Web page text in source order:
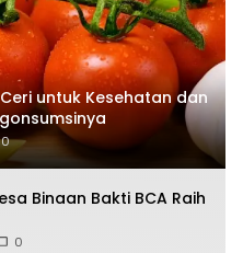
untuk Kesehatan dan
0
Binaan Bakti BCA Raih
0